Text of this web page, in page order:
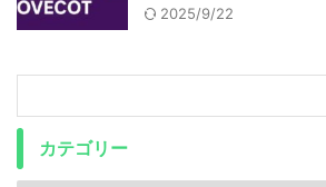
2025/9/22
カテゴリー